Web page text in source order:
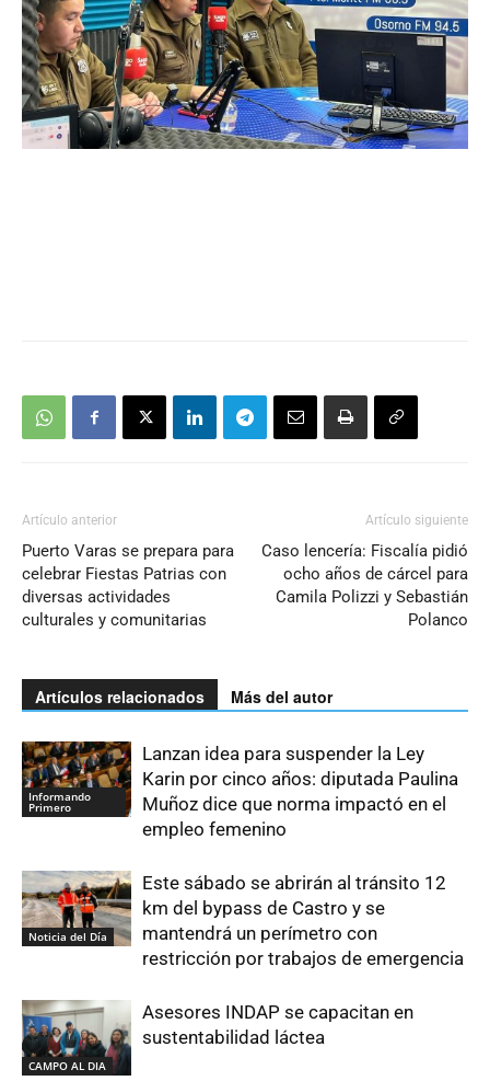
Artículo anterior
Puerto Varas se prepara para
celebrar Fiestas Patrias con
diversas actividades
culturales y comunitarias
Artículo siguiente
Caso lencería: Fiscalía pidió
ocho años de cárcel para
Camila Polizzi y Sebastián
Polanco
Artículos relacionados Más del autor
Informando
Primero
Lanzan idea para suspender la Ley
Karin por cinco años: diputada Paulina
Muñoz dice que norma impactó en el
empleo femenino
Noticia del Día
Este sábado se abrirán al tránsito 12
km del bypass de Castro y se
mantendrá un perímetro con
restricción por trabajos de emergencia
CAMPO AL DIA
Asesores INDAP se capacitan en
sustentabilidad láctea